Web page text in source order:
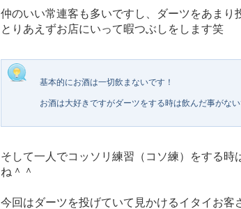
仲のいい常連客も多いですし、ダーツをあまり
とりあえずお店にいって暇つぶしをします笑
基本的にお酒は一切飲まないです！
お酒は大好きですがダーツをする時は飲んだ事がない
そして一人でコッソリ練習（コソ練）をする
ね＾＾
今回はダーツを投げていて見かけるイタイお客